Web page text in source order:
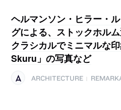
ヘルマンソン・ヒラー・
グによる、ストックホルム
クラシカルでミニマルな
Skuru」の写真など
ARCHITECTURE